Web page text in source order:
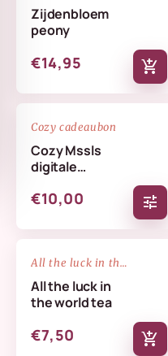
Zijdenbloem
peony
€14,95 add_shopping_cart
Cozy cadeaubon
Cozy Mssls
digitale
Alleen online te
€10,00 tune
All the luck in the world
All the luck in
the world tea
€7,50 add_shopping_cart